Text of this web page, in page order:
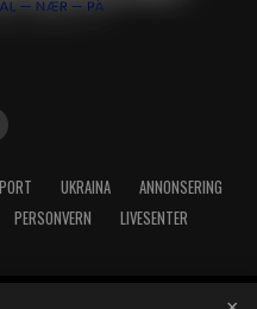
UKRAINA
ANNONSERING
PERSONVERN LIVESENTER